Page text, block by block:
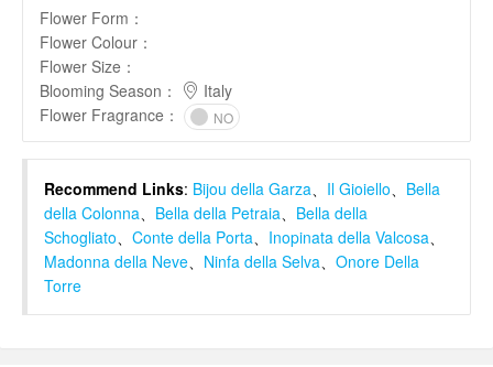
Flower Form ：
Flower Colour ：
Flower Size ：
Blooming Season ：
Italy
Flower Fragrance ： NO
Recommend Links: Bijou della Garza、 Il Gioiello、 Bella
della Colonna、 Bella della Petraia、 Bella della
Schogliato、 Conte della Porta、 Inopinata della Valcosa、
Madonna della Neve、 Ninfa della Selva、 Onore Della
Torre